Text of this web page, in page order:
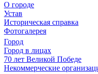
О городе
Устав
Историческая справка
Фотогалерея
Город
Город в лицах
70 лет Великой Победе
Некоммерческие